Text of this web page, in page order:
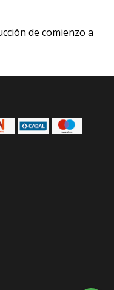
de comienzo a